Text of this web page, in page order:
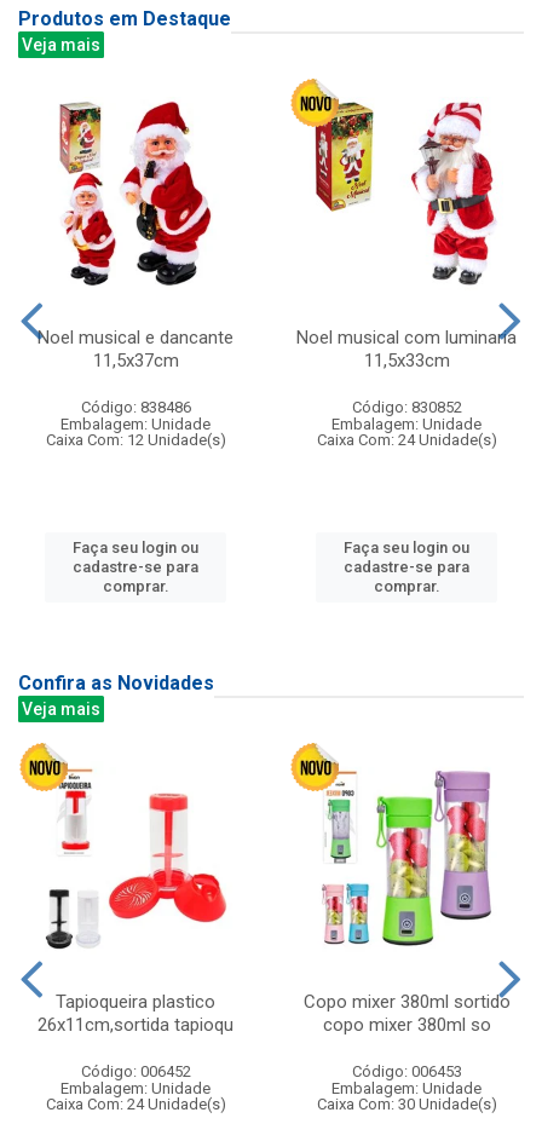
Produtos em Destaque
Veja mais
Noel musical e dancante
11,5x37cm
Código: 838486
Embalagem: Unidade
Caixa Com: 12 Unidade(s)
Faça seu login ou
cadastre-se para
comprar.
Noel musical com luminaria
11,5x33cm
Código: 830852
Embalagem: Unidade
Caixa Com: 24 Unidade(s)
Faça seu login ou
cadastre-se para
comprar.
Confira as Novidades
Veja mais
Tapioqueira plastico
26x11cm,sortida tapioqu
Código: 006452
Embalagem: Unidade
Caixa Com: 24 Unidade(s)
Copo mixer 380ml sortido
copo mixer 380ml so
Código: 006453
Embalagem: Unidade
Caixa Com: 30 Unidade(s)